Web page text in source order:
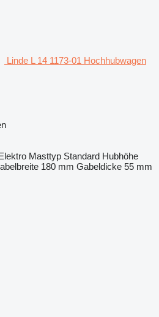
Linde L 14 1173-01 Hochhubwagen
Masttyp Standard Hubhöhe
180 mm Gabeldicke 55 mm